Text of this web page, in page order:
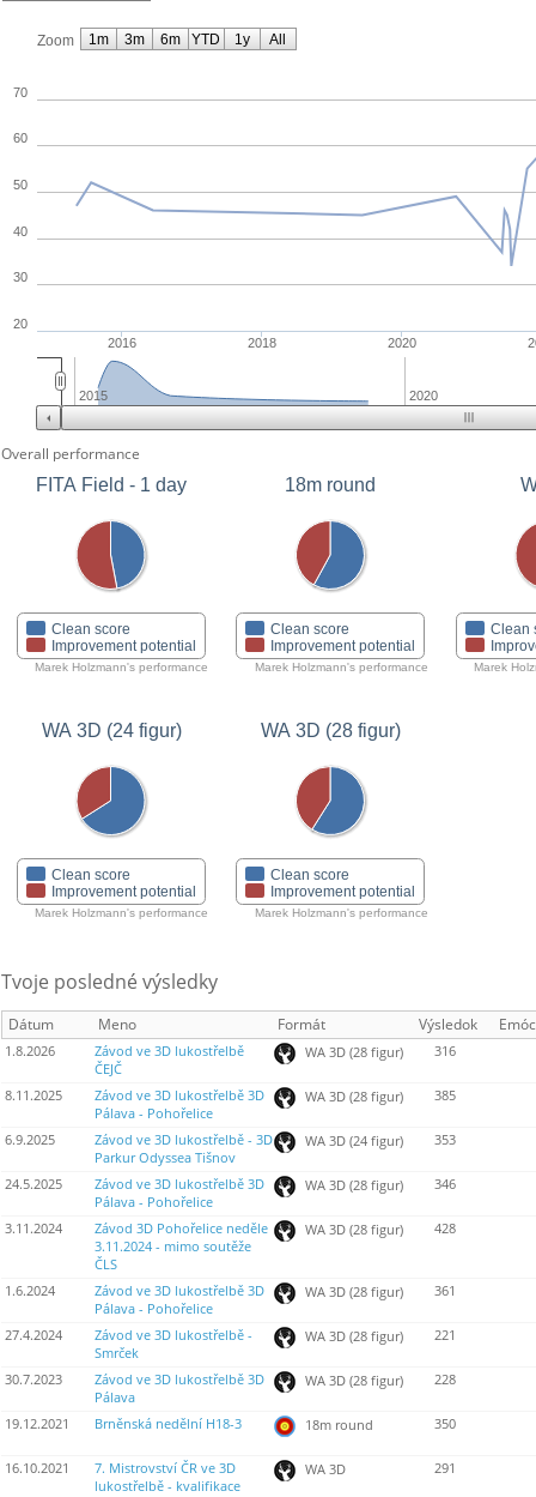
Zoom
2016 2018 2020
20
30
40
50
60
70
2015 2020
1m 3m 6m YTD 1y All
Overall performance
FITA Field - 1 day
Clean score
Improvement potential
Marek Holzmann's performance
18m round
Clean score
Improvement potential
Marek Holzmann's performance
Clean
Marek
WA 3D (24 figur)
Clean score
Improvement potential
Marek Holzmann's performance
WA 3D (28 figur)
Clean score
Improvement potential
Marek Holzmann's performance
Tvoje posledné výsledky
Dátum Meno Formát Výsledok
1.8.2026
Závod ve 3D lukostřelbě
ČEJČ
WA 3D (28 figur) 316
8.11.2025
Závod ve 3D lukostřelbě 3D
Pálava - Pohořelice
WA 3D (28 figur) 385
6.9.2025
Závod ve 3D lukostřelbě - 3D
Parkur Odyssea Tišnov
WA 3D (24 figur) 353
24.5.2025
Závod ve 3D lukostřelbě 3D
Pálava - Pohořelice
WA 3D (28 figur) 346
3.11.2024
Závod 3D Pohořelice neděle
3.11.2024 - mimo soutěže
ČLS
WA 3D (28 figur) 428
1.6.2024
Závod ve 3D lukostřelbě 3D
Pálava - Pohořelice
WA 3D (28 figur) 361
27.4.2024
Závod ve 3D lukostřelbě -
Smrček
WA 3D (28 figur) 221
30.7.2023
Závod ve 3D lukostřelbě 3D
Pálava
WA 3D (28 figur) 228
19.12.2021 Brněnská nedělní H18-3 18m round 350
16.10.2021
7. Mistrovství ČR ve 3D
lukostřelbě - kvalifikace
WA 3D 291